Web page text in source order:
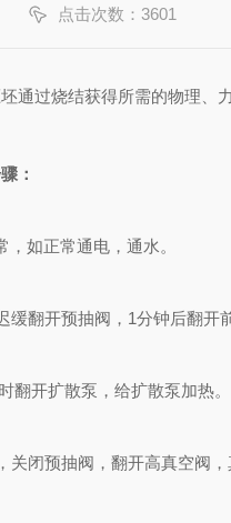
点击次数：3601
过烧结获得所需的物理、力
：
如正常通电，通水。
翻开预抽阀，1分钟后翻开前
开扩散泵，给扩散泵加热。
闭预抽阀，翻开高真空阀，